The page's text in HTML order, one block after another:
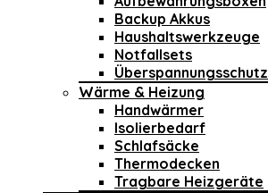
Backup Akkus
Haushaltswerkzeuge
Notfallsets
Überspannungsschutz
Wärme & Heizung
Handwärmer
Isolierbedarf
Schlafsäcke
Thermodecken
Tragbare Heizgeräte